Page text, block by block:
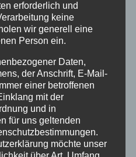
erforderlich und
keine
wir generell eine
Person ein.
Daten,
der Anschrift, E-Mail-
einer betroffenen
mit der
und in
für uns geltenden
möchte unser